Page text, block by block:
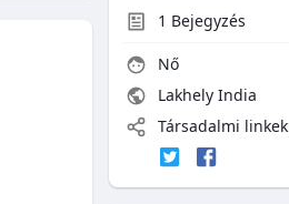
1 Bejegyzés
Nő
Lakhely India
Társadalmi linkek